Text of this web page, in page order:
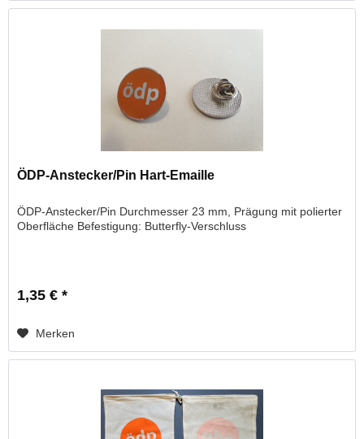
ÖDP-Anstecker/Pin Hart-Emaille
ÖDP-Anstecker/Pin Durchmesser 23 mm, Prägung mit polierter
Oberfläche Befestigung: Butterfly-Verschluss
1,35 € *
Merken